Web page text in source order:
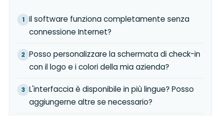
Il software funziona completamente senza
connessione Internet?
Posso personalizzare la schermata di check-in
con il logo e i colori della mia azienda?
L'interfaccia è disponibile in più lingue? Posso
aggiungerne altre se necessario?